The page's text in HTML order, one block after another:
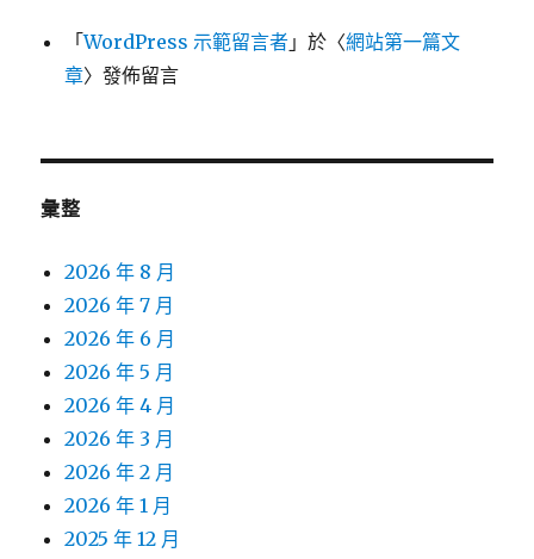
「WordPress 示範留言者 」於〈網站第一篇文
章〉發佈留言
彙整
2026 年 8 月
2026 年 7 月
2026 年 6 月
2026 年 5 月
2026 年 4 月
2026 年 3 月
2026 年 2 月
2026 年 1 月
2025 年 12 月